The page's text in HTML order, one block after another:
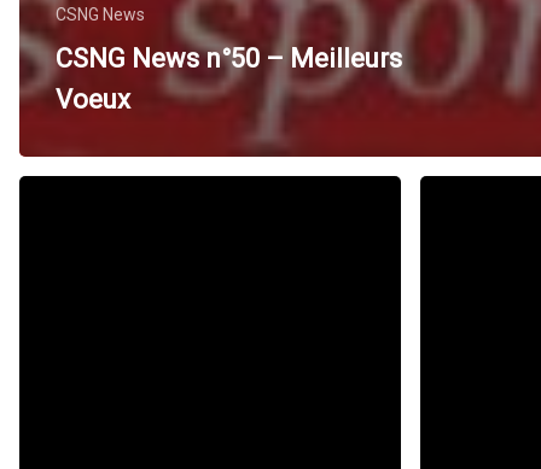
CSNG News
CSNG News n°50 – Meilleurs
Voeux